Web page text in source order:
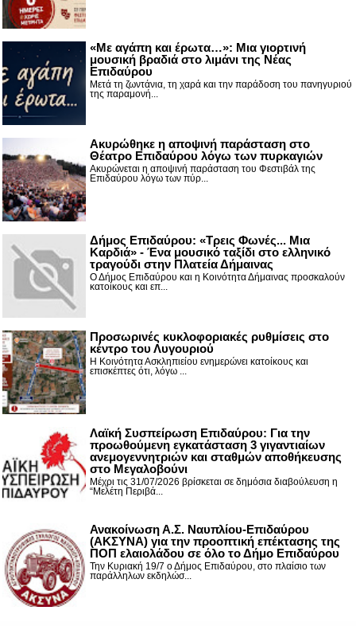
«Με αγάπη και έρωτα…»: Μια γιορτινή
μουσική βραδιά στο λιμάνι της Νέας
Επιδαύρου
Μετά τη ζωντάνια, τη χαρά και την παράδοση του πανηγυριού
της παραμονή...
Ακυρώθηκε η αποψινή παράσταση στο
Θέατρο Επιδαύρου λόγω των πυρκαγιών
Ακυρώνεται η αποψινή παράσταση του Φεστιβάλ της
Επιδαύρου λόγω των πύρ...
Δήμος Επιδαύρου: «Τρεις Φωνές... Μια
Καρδιά» - Ένα μουσικό ταξίδι στο ελληνικό
τραγούδι στην Πλατεία Δήμαινας
Ο Δήμος Επιδαύρου και η Κοινότητα Δήμαινας προσκαλούν
κατοίκους και επ...
Προσωρινές κυκλοφοριακές ρυθμίσεις στο
κέντρο του Λυγουριού
Η Κοινότητα Ασκληπιείου ενημερώνει κατοίκους και
επισκέπτες ότι, λόγω ...
Λαϊκή Συσπείρωση Επιδαύρου: Για την
προωθούμενη εγκατάσταση 3 γιγαντιαίων
ανεμογεννητριών και σταθμών αποθήκευσης
στο Μεγαλοβούνι
Μέχρι τις 31/07/2026 βρίσκεται σε δημόσια διαβούλευση η
“Μελέτη Περιβά...
Ανακοίνωση Α.Σ. Ναυπλίου-Επιδαύρου
(ΑΚΣΥΝΑ) για την προοπτική επέκτασης της
ΠΟΠ ελαιολάδου σε όλο το Δήμο Επιδαύρου
Την Κυριακή 19/7 ο Δήμος Επιδαύρου, στο πλαίσιο των
παράλληλων εκδηλώσ...